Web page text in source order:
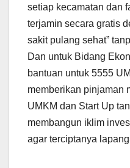
setiap kecamatan dan
terjamin secara gratis
sakit pulang sehat”
Dan untuk Bidang
bantuan untuk 5555
memberikan pinjaman
UMKM dan Start Up
membangun iklim
agar terciptanya